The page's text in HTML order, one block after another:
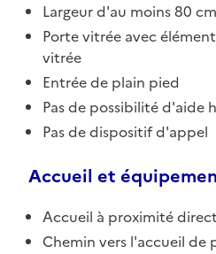
Largeur d'au moins 80 cm
Porte vitrée avec
vitrée
Entrée de plain pied
Pas de possibilité d'aide
Pas de dispositif d'appel
Accueil et
Accueil à proximité
Chemin vers l'accueil de